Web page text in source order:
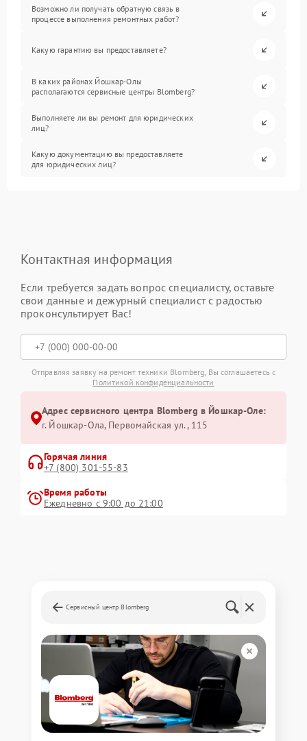
Возможно ли получать обратную связь в
процессе выполнения ремонтных работ?
Какую гарантию вы предоставляете?
В каких районах Йошкар-Олы
располагаются сервисные центры Blomberg?
Выполняете ли вы ремонт для юридических
лиц?
Какую документацию вы предоставляете
для юридических лиц?
Контактная информация
Если требуется задать вопрос специалисту, оставьте
свои данные и дежурный специалист с радостью
проконсультирует Вас!
Отправляя заявку на ремонт техники Blomberg, Вы соглашаетесь с
Политикой конфиденциальности
Адрес сервисного центра Blomberg в Йошкар-Оле:
г. Йошкар-Ола, Первомайская ул., 115
Горячая линия
+7 (800) 301-55-83
Время работы
Ежедневно с 9:00 до 21:00
Сервисный центр Blomberg